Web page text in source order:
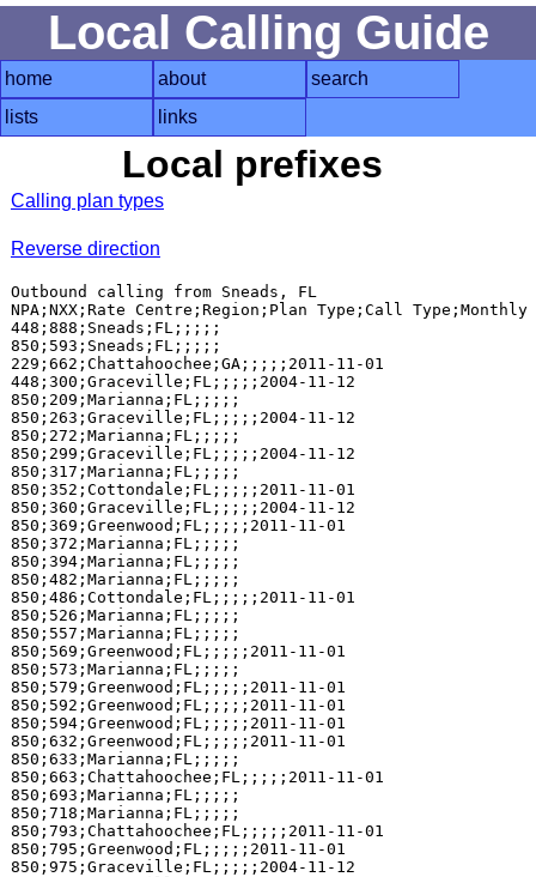
Local Calling Guide
home about
search
lists
links
Local prefixes
Calling plan types
Reverse direction
Outbound calling from Sneads, FL
NPA;NXX;Rate Centre;Region;Plan Type;Call
448;888;Sneads;FL;;;;;
850;593;Sneads;FL;;;;;
229;662;Chattahoochee;GA;;;;;2011-11-01
448;300;Graceville;FL;;;;;2004-11-12
850;209;Marianna;FL;;;;;
850;263;Graceville;FL;;;;;2004-11-12
850;272;Marianna;FL;;;;;
850;299;Graceville;FL;;;;;2004-11-12
850;317;Marianna;FL;;;;;
850;352;Cottondale;FL;;;;;2011-11-01
850;360;Graceville;FL;;;;;2004-11-12
850;369;Greenwood;FL;;;;;2011-11-01
850;372;Marianna;FL;;;;;
850;394;Marianna;FL;;;;;
850;482;Marianna;FL;;;;;
850;486;Cottondale;FL;;;;;2011-11-01
850;526;Marianna;FL;;;;;
850;557;Marianna;FL;;;;;
850;569;Greenwood;FL;;;;;2011-11-01
850;573;Marianna;FL;;;;;
850;579;Greenwood;FL;;;;;2011-11-01
850;592;Greenwood;FL;;;;;2011-11-01
850;594;Greenwood;FL;;;;;2011-11-01
850;632;Greenwood;FL;;;;;2011-11-01
850;633;Marianna;FL;;;;;
850;663;Chattahoochee;FL;;;;;2011-11-01
850;693;Marianna;FL;;;;;
850;718;Marianna;FL;;;;;
850;793;Chattahoochee;FL;;;;;2011-11-01
850;795;Greenwood;FL;;;;;2011-11-01
850;975;Graceville;FL;;;;;2004-11-12